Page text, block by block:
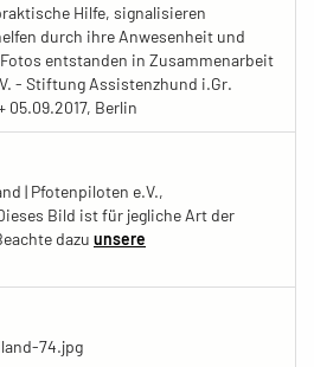
Hilfe, signalisieren
durch ihre Anwesenheit und
entstanden in Zusammenarbeit
- Stiftung Assistenzhund i.Gr.
05.09.2017, Berlin
| Pfotenpiloten e.V.,
Bild ist für jegliche Art der
dazu unsere
74.jpg